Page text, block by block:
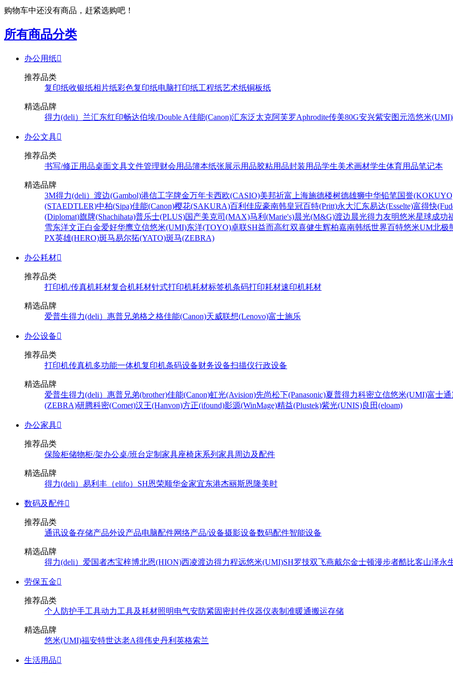
购物车中还没有商品，赶紧选购吧！
所有商品分类
办公用纸
推荐品类
复印纸收银纸相片纸彩色复印纸电脑打印纸工程纸艺术纸铜板纸
精选品牌
得力(deli） 兰汇东红印畅达伯埃/Double A佳能(Canon)汇东泛太克阿芙罗Aphrodite传美80G安兴紫安图元浩悠米(UMI)
办公文具
推荐品类
书写/修正用品桌面文具文件管理财会用品簿本纸张展示用品胶粘用品封装用品学生美术画材学生体育用品笔记本
精选品牌
3M得力(deli） 渡边(Gambol)港信工字牌金万年卡西欧(CASIO)美邦祈富 上海施德楼树德雄狮中华铅笔国誉
(STAEDTLER)中柏(Sipa)佳能(Canon)樱花(SAKURA)百利佳应豪南韩皇冠百特(Pritt)永大汇东易达(Esselte)富得快
(Diplomat)旗牌(Shachihata)普乐士(PLUS)国产美克司(MAX)马利(Marie's)晨光(M&G)渡边 晨光得力友明悠米星球成功
雪东洋文正白金爱好华鹰立信悠米(UMI)东洋(TOYO)卓联SH益而高红双喜健生辉柏嘉南韩纸世界百特悠米UM北极
PX英雄(HERO)斑马易尔拓(YATO)斑马(ZEBRA)
办公耗材
推荐品类
打印机/传真机耗材复合机耗材针式打印机耗材标签机条码打印耗材速印机耗材
精选品牌
爱普生得力(deli） 惠普兄弟格之格佳能(Canon)天威联想(Lenovo)富士施乐
办公设备
推荐品类
打印机传真机多功能一体机复印机条码设备财务设备扫描仪行政设备
精选品牌
爱普生得力(deli） 惠普兄弟(brother)佳能(Canon)虹光(Avision)先尚松下(Panasonic)夏普得力科密立信悠米(UMI)富士通
(ZEBRA)研腾科密(Comet)汉王(Hanvon)方正(ifound)影源(WinMage)精益(Plustek)紫光(UNIS)良田(eloam)
办公家具
推荐品类
保险柜储物柜/架办公桌/班台定制家具座椅床系列 家具周边及配件
精选品牌
得力(deli） 易利丰（elifo） SH恩荣顺华金家宜东港杰丽斯恩隆美时
数码及配件
推荐品类
通讯设备存储产品外设产品电脑配件网络产品/设备摄影设备数码配件智能设备
精选品牌
得力(deli） 爱国者杰宝梓博北恩(HION)西凌渡边得力程远悠米(UMI)SH罗技双飞燕戴尔金士顿漫步者酷比客山泽永
劳保五金
推荐品类
个人防护手工具动力工具及耗材照明电气安防紧固密封件仪器仪表制准暖通搬运存储
精选品牌
悠米(UMI)福安特世达老A得伟史丹利 英格索兰
生活用品